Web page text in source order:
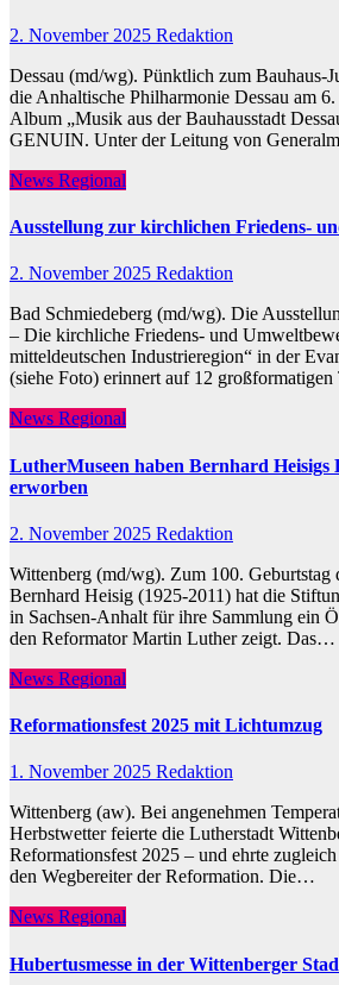
2. November 2025 Redaktion
Dessau (md/wg). Pünktlich zum Bauhaus-
die Anhaltische Philharmonie Dessau am
Album „Musik aus der Bauhausstadt
GENUIN. Unter der Leitung von
News Regional
Ausstellung zur kirchlichen Friedens-
2. November 2025 Redaktion
Bad Schmiedeberg (md/wg). Die
– Die kirchliche Friedens- und
mitteldeutschen Industrieregion“ in der
(siehe Foto) erinnert auf 12
News Regional
LutherMuseen haben Bernhard
erworben
2. November 2025 Redaktion
Wittenberg (md/wg). Zum 100. Geburtstag
Bernhard Heisig (1925-2011) hat die
in Sachsen-Anhalt für ihre Sammlung ein
den Reformator Martin Luther zeigt. Das…
News Regional
Reformationsfest 2025 mit Lichtumzug
1. November 2025 Redaktion
Wittenberg (aw). Bei angenehmen
Herbstwetter feierte die Lutherstadt
Reformationsfest 2025 – und ehrte
den Wegbereiter der Reformation. Die…
News Regional
Hubertusmesse in der Wittenberger